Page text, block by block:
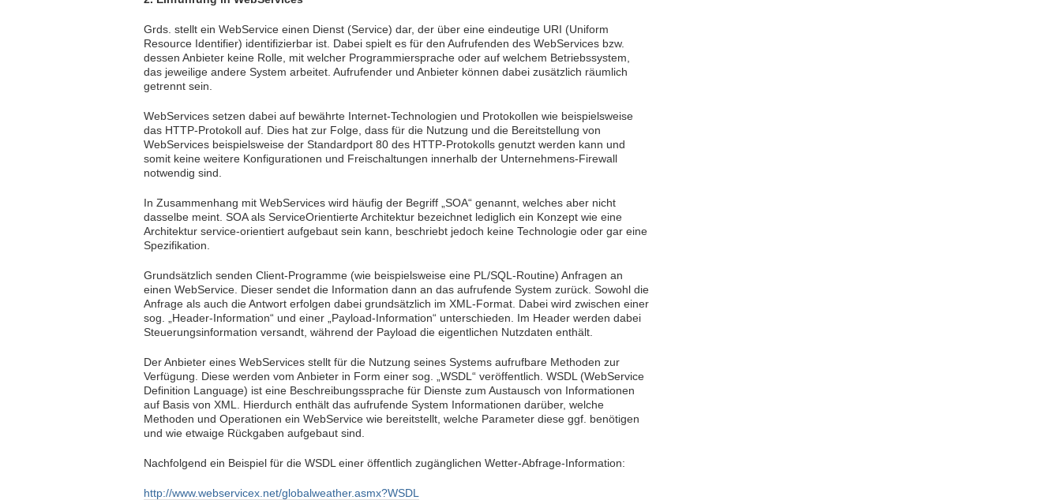
Grds. stellt ein WebService einen Dienst (Service) dar, der über eine eindeutige URI (Uniform
Resource Identifier) identifizierbar ist. Dabei spielt es für den Aufrufenden des WebServices bzw.
dessen Anbieter keine Rolle, mit welcher Programmiersprache oder auf welchem Betriebssystem,
das jeweilige andere System arbeitet. Aufrufender und Anbieter können dabei zusätzlich räumlich
getrennt sein.
WebServices setzen dabei auf bewährte Internet-Technologien und Protokollen wie beispielsweise
das HTTP-Protokoll auf. Dies hat zur Folge, dass für die Nutzung und die Bereitstellung von
WebServices beispielsweise der Standardport 80 des HTTP-Protokolls genutzt werden kann und
somit keine weitere Konfigurationen und Freischaltungen innerhalb der Unternehmens-Firewall
notwendig sind.
In Zusammenhang mit WebServices wird häufig der Begriff „SOA“ genannt, welches aber nicht
dasselbe meint. SOA als ServiceOrientierte Architektur bezeichnet lediglich ein Konzept wie eine
Architektur service-orientiert aufgebaut sein kann, beschriebt jedoch keine Technologie oder gar eine
Spezifikation.
Grundsätzlich senden Client-Programme (wie beispielsweise eine PL/SQL-Routine) Anfragen an
einen WebService. Dieser sendet die Information dann an das aufrufende System zurück. Sowohl die
Anfrage als auch die Antwort erfolgen dabei grundsätzlich im XML-Format. Dabei wird zwischen einer
sog. „Header-Information“ und einer „Payload-Information“ unterschieden. Im Header werden dabei
Steuerungsinformation versandt, während der Payload die eigentlichen Nutzdaten enthält.
Der Anbieter eines WebServices stellt für die Nutzung seines Systems aufrufbare Methoden zur
Verfügung. Diese werden vom Anbieter in Form einer sog. „WSDL“ veröffentlich. WSDL (WebService
Definition Language) ist eine Beschreibungssprache für Dienste zum Austausch von Informationen
auf Basis von XML. Hierdurch enthält das aufrufende System Informationen darüber, welche
Methoden und Operationen ein WebService wie bereitstellt, welche Parameter diese ggf. benötigen
und wie etwaige Rückgaben aufgebaut sind.
Nachfolgend ein Beispiel für die WSDL einer öffentlich zugänglichen Wetter-Abfrage-Information:
http://www.webservicex.net/globalweather.asmx?WSDL